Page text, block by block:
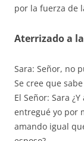
por la fuerza de
Aterrizado a
Sara: Señor, no
Se cree que
El Señor: Sara
entregué yo por
amando igual